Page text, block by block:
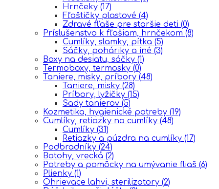
Hrnčeky (17)
Fľaštičky plastové (4)
Zdravé fľaše pre staršie deti (0)
Príslušenstvo k fľašiam, hrnčekom (8)
Cumlíky, slamky, pítka (5)
Sáčky, poháriky a iné (3)
Boxy na desiatu, sáčky (1)
Termoboxy, termosky (0)
Taniere, misky, príbory (48)
Taniere, misky (28)
Príbory, lyžičky (15)
Sady tanierov (5)
Kozmetika, hygienické potreby (19)
Cumlíky, retiazky na cumlíky (48)
Cumlíky (31)
Retiazky a púzdra na cumlíky (17)
Podbradníky (24)
Batohy, vrecká (2)
Potreby a pomôcky na umývanie fliaš (6)
Plienky (1)
Ohrievace lahvi, sterilizatory (2)